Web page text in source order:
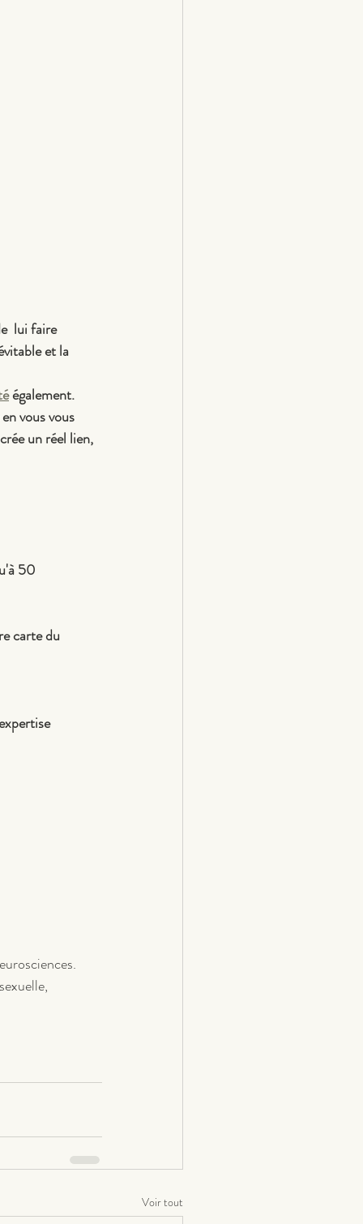
lui faire
et la
également.
vous vous
un réel lien,
50
carte du
Voir tout